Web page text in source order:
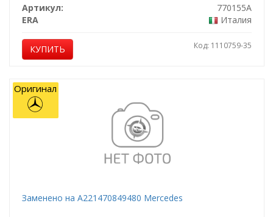
Артикул:
770155A
ERA
Италия
КУПИТЬ Код: 1110759-35
Заменено на A221470849480 Mercedes
Оригинал